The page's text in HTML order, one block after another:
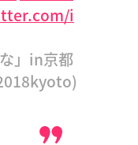
i
」in京都